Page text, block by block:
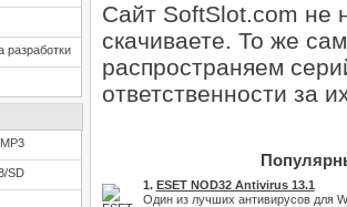
разработки
SD
Сайт SoftSlot.com не
скачиваете. То же
распространяем
ответственности за
1. ESET NOD32 Antivirus 13.1
Один из лучших антивирусов для